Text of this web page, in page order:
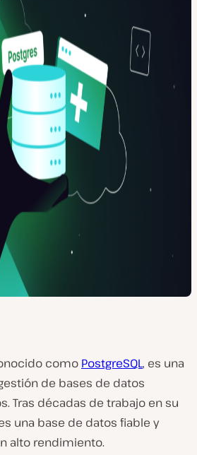
como PostgreSQL, es una
de bases de datos
Tras décadas de trabajo en su
una base de datos fiable y
alto rendimiento.